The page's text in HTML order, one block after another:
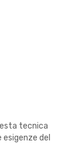
tecnica
del